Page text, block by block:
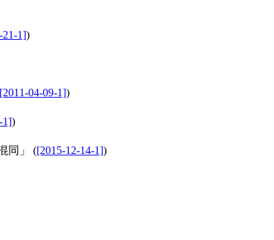
21-1])
[2011-04-09-1])
1])
同」 ([2015-12-14-1])